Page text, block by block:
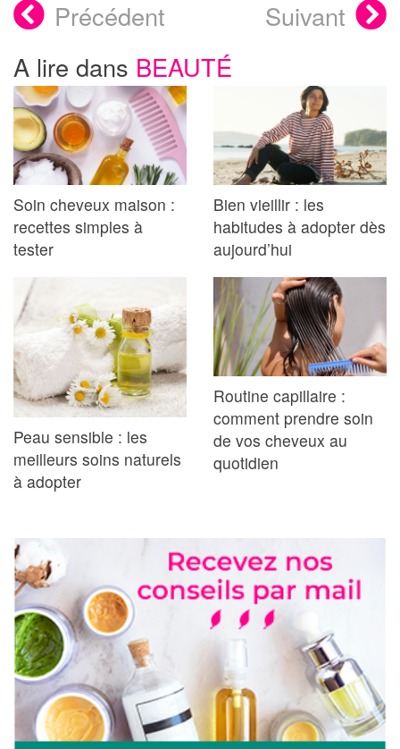
Précédent
Suivant
A lire dans BEAUTÉ
Soin cheveux maison :
recettes simples à
tester
Bien vieillir : les
habitudes à adopter dès
aujourd’hui
Peau sensible : les
meilleurs soins naturels
à adopter
Routine capillaire :
comment prendre soin
de vos cheveux au
quotidien